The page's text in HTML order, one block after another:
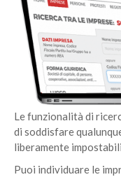
Le funzionalità di
di soddisfare
liberamente
Puoi individuare le